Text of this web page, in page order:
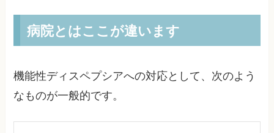
病院とはここが違います
機能性ディスペプシアへの対応として、次のよう
なものが一般的です。